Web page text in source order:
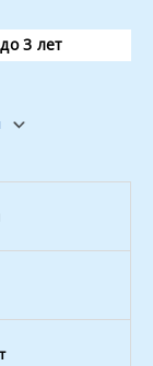
3 лет